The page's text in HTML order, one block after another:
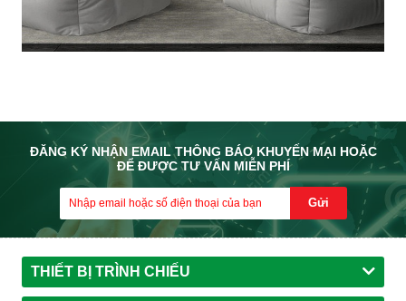
ĐĂNG KÝ NHẬN EMAIL THÔNG BÁO KHUYẾN MẠI HOẶC
ĐỂ ĐƯỢC TƯ VẤN MIỄN PHÍ
Gửi
THIẾT BỊ TRÌNH CHIẾU